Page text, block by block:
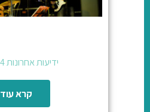
ידיעות אחרונות 16.12.14
קרא עוד